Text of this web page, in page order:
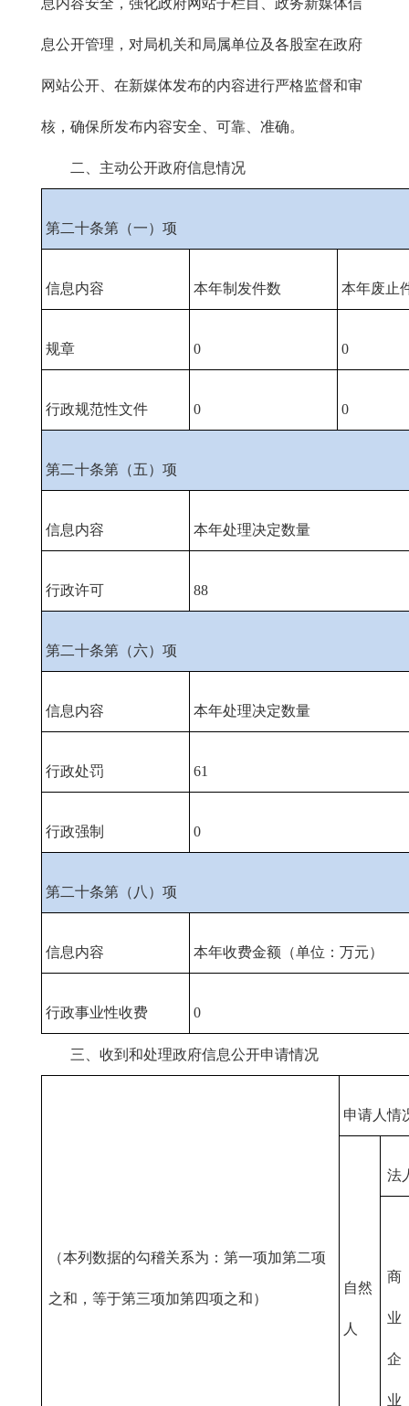
息公开管理，对局机关和局属单位及各股室在政府
网站公开、在新媒体发布的内容进行严格监督和审
核，确保所发布内容安全、可靠、准确。
二、主动公开政府信息情况
第二十条第（一）项
信息内容 本年制发件数 本年废止
规章 0 0
行政规范性文件 0 0
第二十条第（五）项
信息内容 本年处理决定数量
行政许可 88
第二十条第（六）项
信息内容 本年处理决定数量
行政处罚 61
行政强制 0
第二十条第（八）项
信息内容 本年收费金额（单位：万元）
行政事业性收费 0
三、收到和处理政府信息公开申请情况
（本列数据的勾稽关系为：第一项加第二项
之和，等于第三项加第四项之和）
申请人情
自然
人
法
商
业
企
业